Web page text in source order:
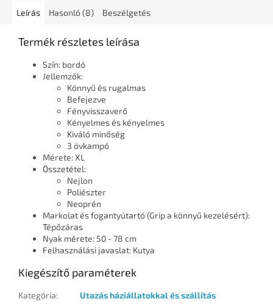
Leírás Hasonló (8) Beszélgetés
Termék részletes leírása
Szín: bordó
Jellemzők:
Könnyű és rugalmas
Befejezve
Fényvisszaverő
Kényelmes és kényelmes
Kiváló minőség
3 övkampó
Mérete: XL
Összetétel:
Nejlon
Poliészter
Neoprén
Markolat és fogantyútartó (Grip a könnyű kezelésért):
Tépőzáras
Nyak mérete: 50 - 78 cm
Felhasználási javaslat: Kutya
Kiegészítő paraméterek
Kategória:
Utazás háziállatokkal és szállítás